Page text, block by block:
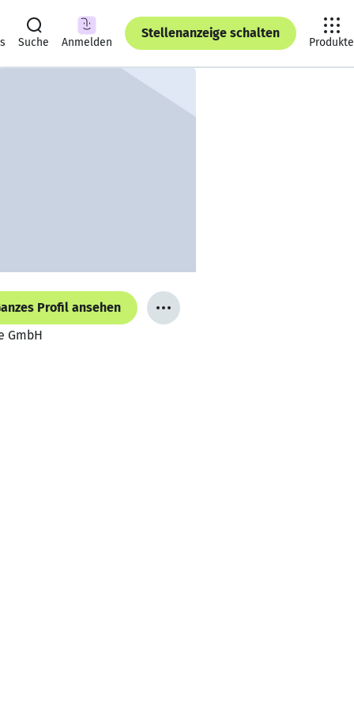
Suche Anmelden
Stellenanzeige schalten
Produkte
Profil ansehen
GmbH